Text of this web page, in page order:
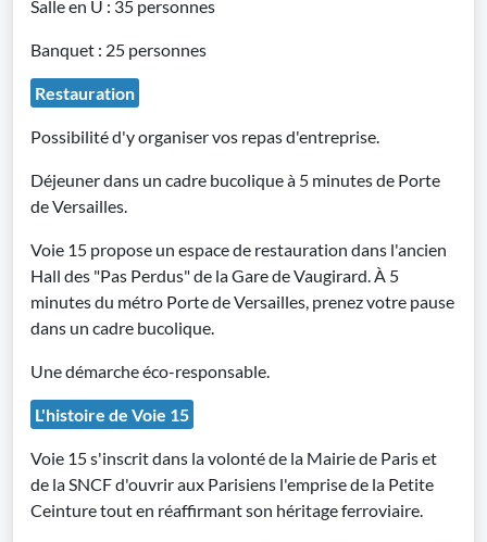
Salle en U : 35 personnes
Banquet : 25 personnes
Restauration
Possibilité d'y organiser vos repas d'entreprise.
Déjeuner dans un cadre bucolique à 5 minutes de Porte
de Versailles.
Voie 15 propose un espace de restauration dans l'ancien
Hall des "Pas Perdus" de la Gare de Vaugirard. À 5
minutes du métro Porte de Versailles, prenez votre pause
dans un cadre bucolique.
Une démarche éco-responsable.
L'histoire de Voie 15
Voie 15 s'inscrit dans la volonté de la Mairie de Paris et
de la SNCF d'ouvrir aux Parisiens l'emprise de la Petite
Ceinture tout en réaffirmant son héritage ferroviaire.